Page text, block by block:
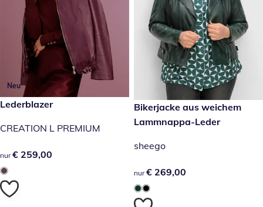
Neu
€ 259,00
Lederblazer
CREATION L PREMIUM
€ 259,00
nur € 259,00
€ 269,00
Bikerjacke aus weichem
Lammnappa-Leder
sheego
€ 269,00
nur € 269,00